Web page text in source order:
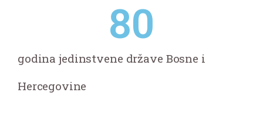
godina jedinstvene države Bosne i
Hercegovine
80